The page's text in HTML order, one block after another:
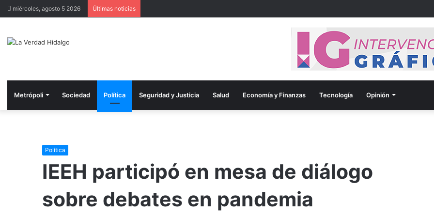
miércoles, agosto 5 2026 Últimas noticias
Metrópoli Sociedad Política Seguridad y Justicia Salud Economía y Finanzas Tecnología Opinión
Política
IEEH participó en mesa de diálogo
sobre debates en pandemia